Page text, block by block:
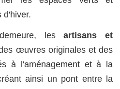
d'hiver.
lesartisans et
œuvres originales et des
à l'aménagement et à la
ainsi un pont entre la